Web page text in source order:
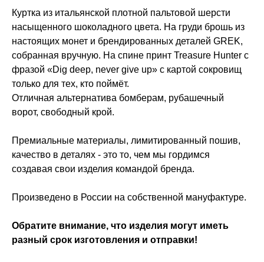
Куртка из итальянской плотной пальтовой шерсти
насыщенного шоколадного цвета. На груди брошь из
настоящих монет и брендированных деталей GREK,
собранная вручную. На спине принт Treasure Hunter с
фразой «Dig deep, never give up» с картой сокровищ
только для тех, кто поймёт.
Отличная альтернатива бомберам, рубашечный
ворот, свободный крой.
Премиальные материалы, лимитированный пошив,
качество в деталях - это то, чем мы гордимся
создавая свои изделия командой бренда.
Произведено в России на собственной мануфактуре.
Обратите внимание, что изделия могут иметь
разный срок изготовления и отправки!